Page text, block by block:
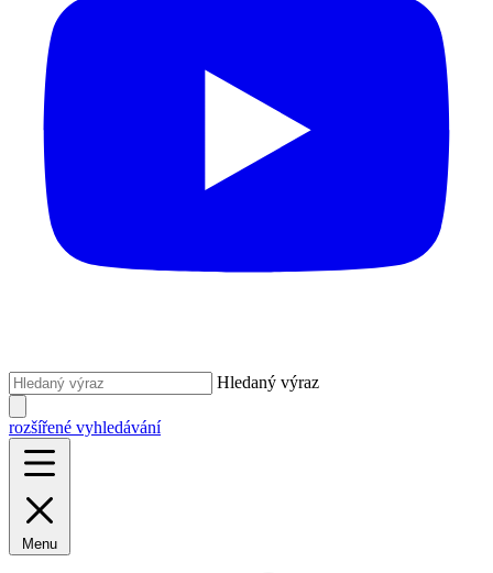
Hledaný výraz
rozšířené vyhledávání
Menu